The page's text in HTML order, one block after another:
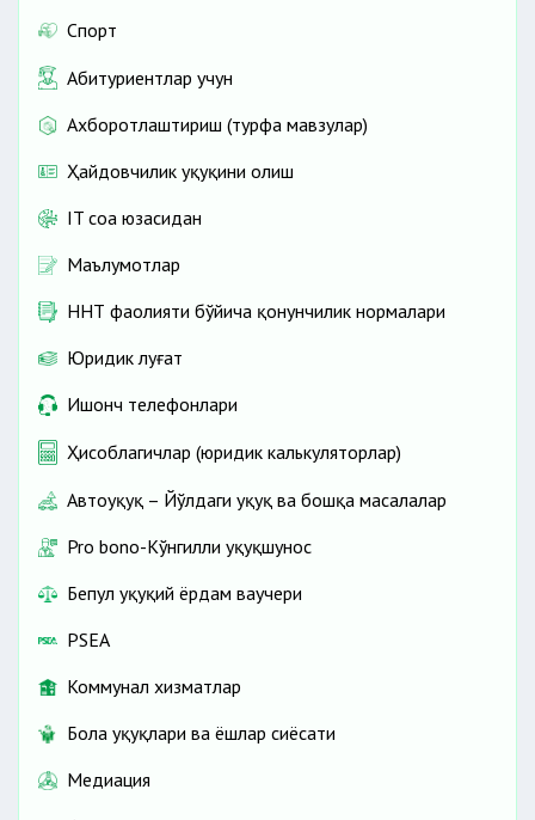
Спорт
Абитуриентлар учун
Ахборотлаштириш (турфа мавзулар)
Ҳайдовчилик ҳуқуқини олиш
IT соҳа юзасидан
Маълумотлар
ННТ фаолияти бўйича қонунчилик нормалари
Юридик луғат
Ишонч телефонлари
Ҳисоблагичлар (юридик калькуляторлар)
Автоҳуқуқ – Йўлдаги ҳуқуқ ва бошқа масалалар
Pro bono-Кўнгилли ҳуқуқшунос
Бепул ҳуқуқий ёрдам ваучери
PSEA
Коммунал хизматлар
Бола ҳуқуқлари ва ёшлар сиёсати
Медиация